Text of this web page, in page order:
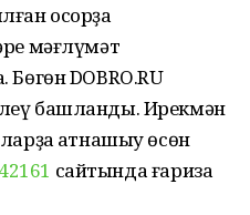
осорҙа
мәғлүмәт
DOBRO.RU
башланды. Ирекмән
ҡатнашыу өсөн
сайтында ғариза